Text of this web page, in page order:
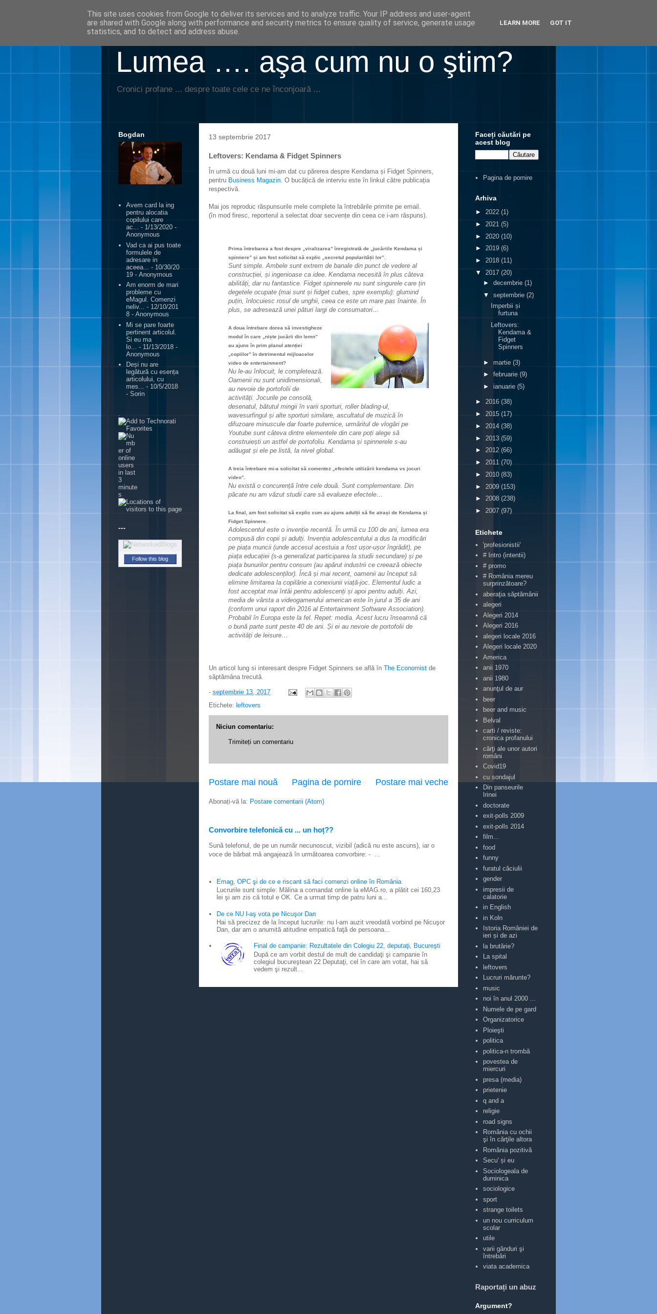
Lumea …. aşa cum nu o ştim?
Cronici profane ... despre toate cele ce ne înconjoară ...
13 septembrie 2017
Leftovers: Kendama & Fidget Spinners
În urmă cu două luni mi-am dat cu părerea despre Kendama și Fidget Spinners,
pentru Business Magazin. O bucățică de interviu este în linkul către publicația
respectivă.
Mai jos reproduc răspunsurile mele complete la întrebările primite pe email.
(în mod firesc, reporterul a selectat doar secvențe din ceea ce i-am răspuns).
Prima întrebarea a fost despre „viralizarea” înregistrată de „jucăriile Kendama și
spinnere” și am fost solicitat să explic „secretul popularității lor”.
Sunt simple. Ambele sunt extrem de banale din punct de vedere al
construcției, și ingenioase ca idee. Kendama necesită în plus câteva
abilități, dar nu fantastice. Fidget spinnerele nu sunt singurele care țin
degetele ocupate (mai sunt și fidget cubes, spre exemplu): glumind
puțin, înlocuiesc rosul de unghii, ceea ce este un mare pas înainte. În
plus, se adresează unei pături largi de consumatori…
A doua întrebare dorea să investigheze
modul în care „niște jucării din lemn”
au ajuns în prim planul atenției
„copiilor” în detrimentul mijloacelor
video de entertainment?
Nu le-au înlocuit, le completează.
Oamenii nu sunt unidimensionali,
au nevoie de portofolii de
activități. Jocurile pe consolă,
desenatul, bătutul mingii în varii sporturi, roller blading-ul,
wavesurfingul și alte sporturi similare, ascultatul de muzică în
difuzoare minuscule dar foarte puternice, urmăritul de vlogări pe
Youtube sunt câteva dintre elementele din care poți alege să
construiești un astfel de portofoliu. Kendama și spinnerele s-au
adăugat și ele pe listă, la nivel global.
A treia întrebare mi-a solicitat să comentez „efectele utilizării kendama vs jocuri
video”.
Nu există o concurență între cele două. Sunt complementare. Din
păcate nu am văzut studii care să evalueze efectele…
La final, am fost solicitat să explic cum au ajuns adulții să fie atrași de Kendama și
Fidget Spinnere.
Adolescentul este o invenție recentă. În urmă cu 100 de ani, lumea era
compusă din copii și adulți. Invenția adolescentului a dus la modificări
pe piața muncii (unde accesul acestuia a fost ușor-ușor îngrădit), pe
piața educației (s-a generalizat participarea la studii secundare) și pe
piața bunurilor pentru consum (au apărut industrii ce creează obiecte
dedicate adolescenților). Încă și mai recent, oamenii au început să
elimine limitarea la copilărie a conexiunii viață-joc. Elementul ludic a
fost acceptat mai întâi pentru adolescenți și apoi pentru adulți. Azi,
media de vârsta a videogamerului american este în jurul a 35 de ani
(conform unui raport din 2016 al Entertainment Software Association).
Probabil în Europa este la fel. Repet: media. Acest lucru înseamnă că
o bună parte sunt peste 40 de ani. Și ei au nevoie de portofolii de
activități de leisure…
Un articol lung si interesant despre Fidget Spinners se află în The Economist de
săptămâna trecută.
- septembrie 13, 2017
Etichete: leftovers
Niciun comentariu:
Trimiteți un comentariu
Postare mai nouă Postare mai veche
Pagina de pornire
Abonați-vă la: Postare comentarii (Atom)
Convorbire telefonică cu ... un hoț??
Sună telefonul, de pe un număr necunoscut, vizibil (adică nu este ascuns), iar o
voce de bărbat mă angajează în următoarea convorbire: - ...
Emag, OPC şi de ce e riscant să faci comenzi online în România
Lucrurile sunt simple: Mălina a comandat online la eMAG.ro, a plătit cei 160,23
lei şi am zis că totul e OK. Ce a urmat timp de patru luni a...
De ce NU l-aş vota pe Nicuşor Dan
Hai să precizez de la început lucrurile: nu l-am auzit vreodată vorbind pe Nicuşor
Dan, dar am o anumită atitudine empatică faţă de persoana...
Final de campanie: Rezultatele din Colegiu 22, deputaţi, Bucureşti
După ce am vorbit destul de mult de candidaţi şi campanie în
colegiul bucureştean 22 Deputaţi, cel în care am votat, hai să
vedem şi rezult...
Bogdan
Avem card la ing
pentru alocatia
copilului care
ac... - 1/13/2020 -
Anonymous
Vad ca ai pus toate
formulele de
adresare in
aceea...
- 10/30/20
19 - Anonymous
Am enorm de mari
probleme cu
eMagul. Comenzi
neliv... - 12/10/201
8 - Anonymous
Mi se pare foarte
pertinent articolul.
Si eu ma
lo...
- 11/13/2018 -
Anonymous
Deși nu are
legătură cu esența
articolului, cu
mes... - 10/5/2018
- Sorin
Faceți căutări pe
acest blog
Pagina de pornire
Arhiva
► 2022 (1)
► 2021 (5)
► 2020 (10)
► 2019 (6)
► 2018 (11)
▼ 2017 (20)
► decembrie (1)
▼ septembrie (2)
Imperbii și
furtuna
Leftovers:
Kendama &
Fidget
Spinners
► martie (3)
► februarie (9)
► ianuarie (5)
► 2016 (38)
► 2015 (17)
► 2014 (38)
► 2013 (59)
► 2012 (66)
► 2011 (70)
► 2010 (83)
► 2009 (153)
► 2008 (238)
► 2007 (97)
Etichete
'profesionistii'
# Intro (intentii)
# promo
# România mereu
surprinzătoare?
aberaţia săptămânii
alegeri
Alegeri 2014
Alegeri 2016
alegeri locale 2016
Alegeri locale 2020
America
anii 1970
anii 1980
anunţul de aur
beer
beer and music
Belval
carti / reviste:
cronica profanului
cărţi ale unor autori
români
Covid19
cu sondajul
Din panseurile
Irinei
doctorate
exit-polls 2009
exit-polls 2014
film...
food
funny
furatul căciulii
gender
impresii de
calatorie
in English
in Koln
Istoria României de
ieri și de azi
la brutărie?
La spital
leftovers
Lucruri mărunte?
music
noi în anul 2000 ...
Numele de pe gard
Organizatorice
Ploieşti
politica
politica-n trombă
povestea de
miercuri
presa (media)
prietenie
q and a
religie
road signs
România cu ochii
şi în cărţile altora
România pozitivă
Secu' și eu
Sociologeala de
duminica
sociologice
sport
strange toilets
un nou curriculum
scolar
utile
varii gânduri şi
întrebări
viata academica
Raportați un abuz
Argument?
This site uses cookies from Google to deliver its services and to analyze traffic. Your IP address and user-agent
are shared with Google along with performance and security metrics to ensure quality of service, generate usage
statistics, and to detect and address abuse.
LEARN MORE GOT IT